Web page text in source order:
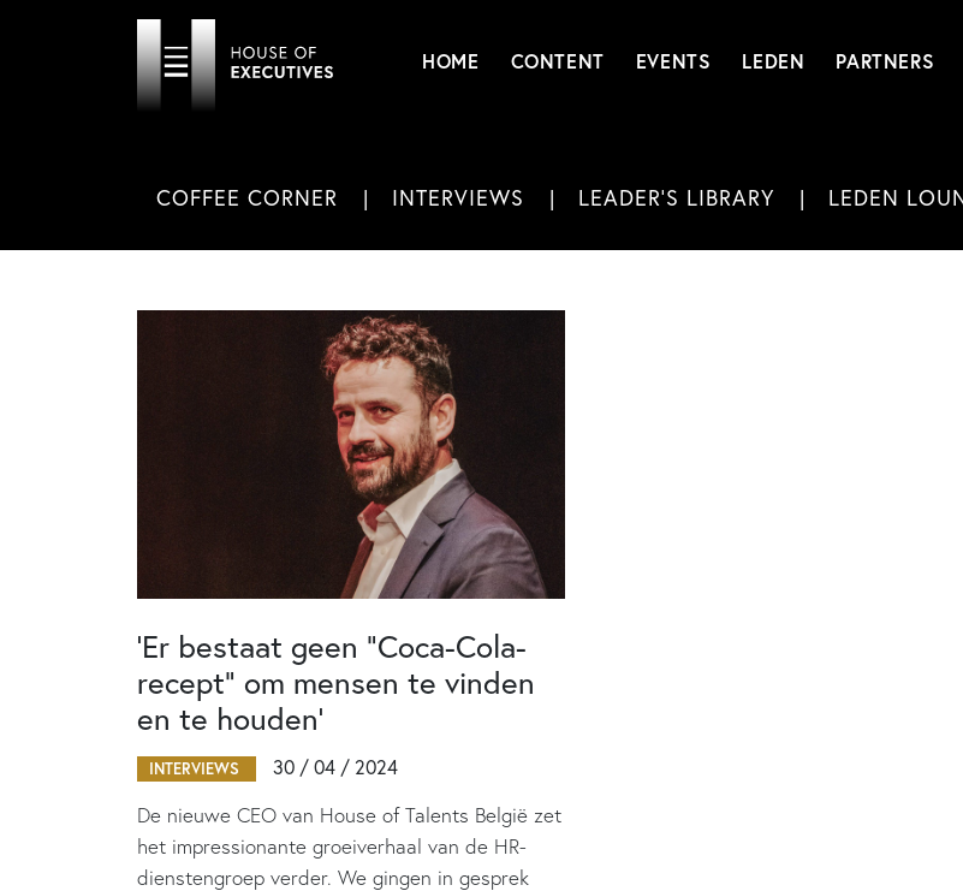
HOME CONTENT EVENTS LEDEN PARTNERS
COFFEE CORNER INTERVIEWS LEADER'S LIBRARY LEDEN
‘Er bestaat geen “Coca-Cola-
recept” om mensen te vinden
en te houden’
INTERVIEWS 30 / 04 / 2024
De nieuwe CEO van House of Talents België zet
het impressionante groeiverhaal van de HR-
dienstengroep verder. We gingen in gesprek